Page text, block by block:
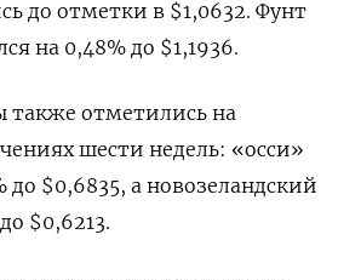
до отметки в $1,0632. Фунт
на 0,48% до $1,1936​.
отметились на
шести недель: «осси»
до $0,6835​, а новозеландский
$0,6213​.